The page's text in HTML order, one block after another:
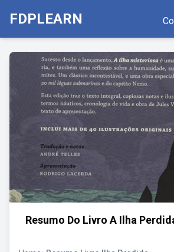
FDPLEARN
Resumo Do Livro A Ilha